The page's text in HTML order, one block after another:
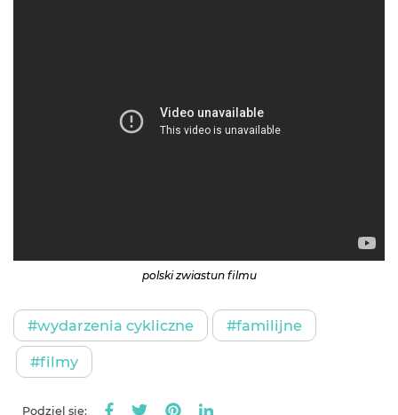
polski zwiastun filmu
#wydarzenia cykliczne #familijne
#filmy
Podziel się: